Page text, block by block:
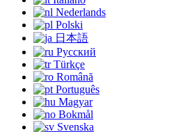
Nederlands
Polski
日本語
Русский
Türkçe
Română
Português
Magyar
Bokmål
Svenska